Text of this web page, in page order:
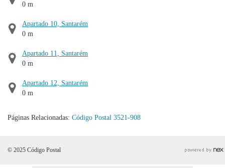
0 m
Apartado 10, Santarém
0 m
Apartado 11, Santarém
0 m
Apartado 12, Santarém
0 m
Páginas Relacionadas: Código Postal 3521-908
© 2025 Código Postal